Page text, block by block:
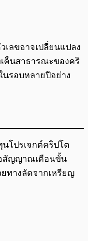
เลขอาจเปลี่ยนแปลง
ค็นสาธารณะของคริ
รอบหลายปีอย่าง
โปรเจกต์คริปโต
อสัญญาณเตือนขั้น
ทางลัดจากเหรียญ